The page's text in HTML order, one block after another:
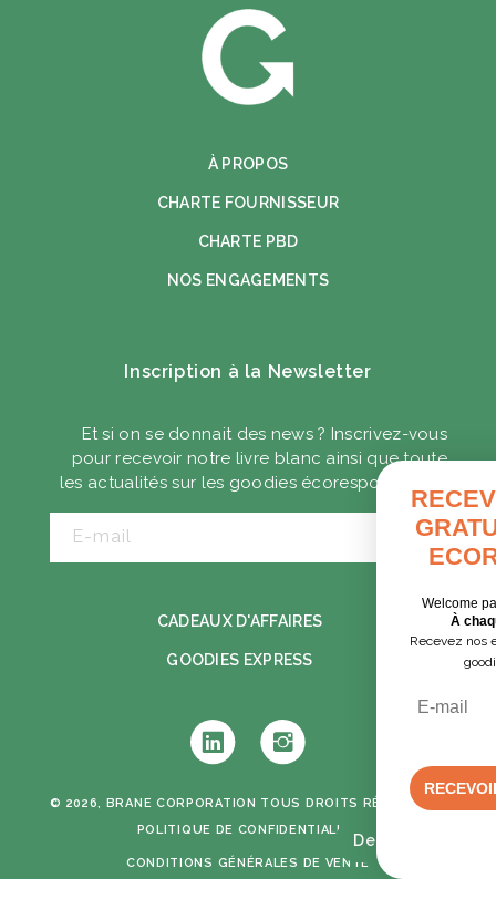
Devis rapide
À PROPOS
CHARTE FOURNISSEUR
CHARTE PBD
NOS ENGAGEMENTS
Inscription à la Newsletter
Et si on se donnait des news ? Inscrivez-vous
pour recevoir notre livre blanc ainsi que toute
les actualités sur les goodies écoresponsables.
E-mail
CADEAUX D'AFFAIRES
GOODIES EXPRESS
Tumblr Instagram
© 2026, BRANE CORPORATION TOUS DROITS RÉSERVÉS -
POLITIQUE DE CONFIDENTIALITÉ
CONDITIONS GÉNÉRALES DE VENTE
RECEVEZ VOTRE
GRATUIT DES
ECORESPONSABLES
Welcome pack, séminaire, cadeaux clients…
À chaque contexte, ses solutions.
Recevez nos exemples concrets pour choisir
goodies utiles et responsables.
RECEVOIR LE GUIDE PDF GRATUIT
NON, MERCI